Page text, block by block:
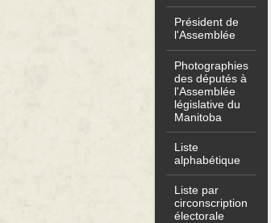
Président de
l'Assemblée
Photographies
des députés à
l'Assemblée
législative du
Manitoba
Liste
alphabétique
Liste par
circonscription
électorale